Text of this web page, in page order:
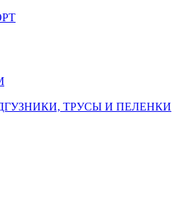
ТРУСЫ И ПЕЛЕНКИ